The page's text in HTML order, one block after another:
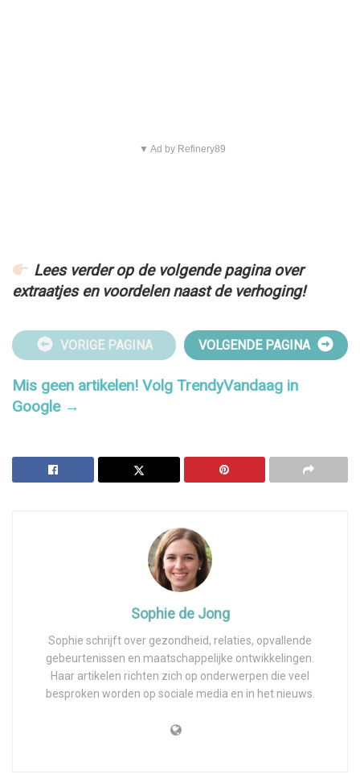
▼ Ad by Refinery89
Lees verder op de volgende pagina over
extraatjes en voordelennaast de verhoging!
VORIGE PAGINA VOLGENDE PAGINA
Mis geen artikelen! Volg TrendyVandaag in
Google →
Sophie de Jong
Sophie schrijft over gezondheid, relaties, opvallende
gebeurtenissen en maatschappelijke ontwikkelingen.
Haar artikelen richten zich op onderwerpen die veel
besproken worden op sociale media en in het nieuws.